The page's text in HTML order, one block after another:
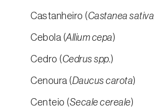
Castanheiro (Castanea sativa
Cebola (Allium cepa)
Cedro (Cedrus spp.)
Cenoura (Daucus carota)
Centeio (Secale cereale)